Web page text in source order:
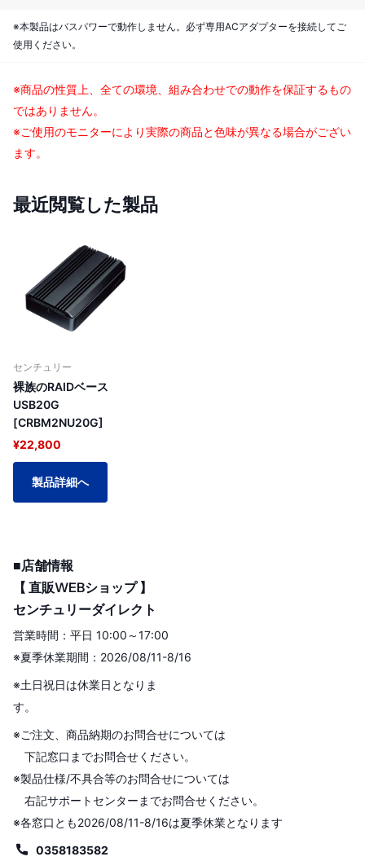
※本製品はバスパワーで動作しません。必ず専用ACアダプターを接続してご
使用ください。
※商品の性質上、全ての環境、組み合わせでの動作を保証するもの
ではありません。
※ご使用のモニターにより実際の商品と色味が異なる場合がござい
ます。
最近閲覧した製品
センチュリー
裸族のRAIDベース
USB20G
[CRBM2NU20G]
¥22,800
製品詳細へ
■店舗情報
【 直販WEBショップ 】
センチュリーダイレクト
営業時間：平日 10:00～17:00
※夏季休業期間：2026/08/11-8/16
※土日祝日は休業日となりま
す。
※ご注文、商品納期のお問合せについては
下記窓口までお問合せください。
※製品仕様/不具合等のお問合せについては
右記サポートセンターまでお問合せください。
※各窓口とも2026/08/11-8/16は夏季休業となります
0358183582